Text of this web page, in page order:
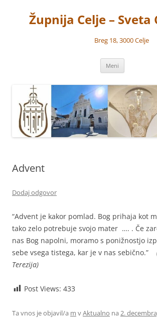
vsebinoŽupnija Celje – Sveta
Breg 18, 3000 Celje
Meni
Advent
Dodaj odgovor
“Advent je kakor pomlad. Bog prihaja kot
tako zelo potrebuje svojo mater …. . Če
nas Bog napolni, moramo s ponižnostjo
sebe vsega tistega, kar je v nas sebično.”
Terezija)
Post Views: 433
Ta vnos je objavil/a m vAktualno na 2.